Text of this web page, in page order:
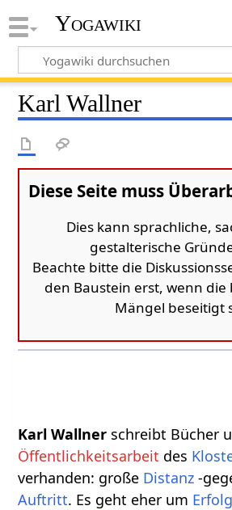
Yogawiki
Karl Wallner
Diese Seite muss
Dies kann sprachliche,
gestalterische
Beachte bitte die
den Baustein erst, wenn
Mängel beseitigt
Karl Wallner schreibt Bücher
Öffentlichkeitsarbeit des
verhanden: große Distanz -
Auftritt. Es geht eher um Erfolg